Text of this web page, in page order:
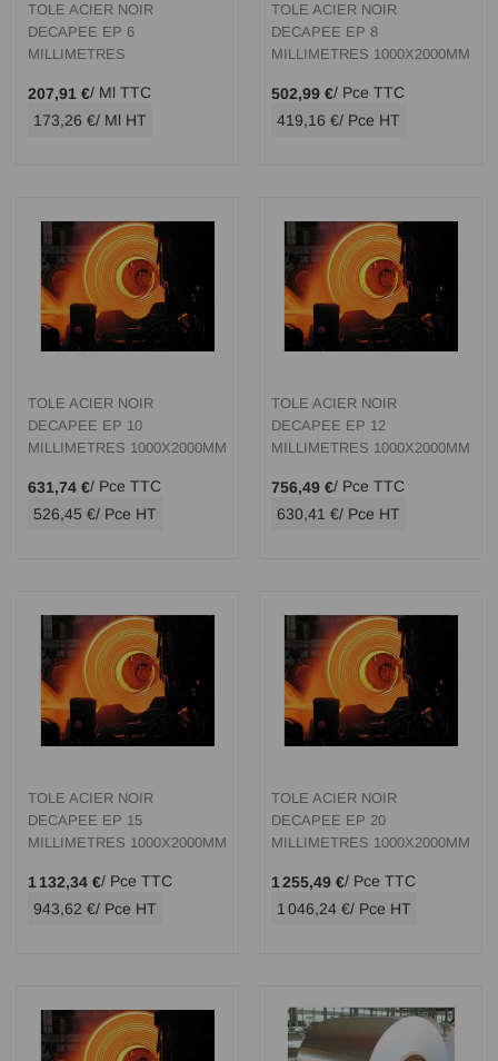
TOLE ACIER NOIR
DECAPEE EP 6
MILLIMETRES
207,91 €/ Ml TTC
173,26 €/ Ml HT
TOLE ACIER NOIR
DECAPEE EP 8
MILLIMETRES 1000X2000MM
502,99 €/ Pce TTC
419,16 €/ Pce HT
TOLE ACIER NOIR
DECAPEE EP 10
MILLIMETRES 1000X2000MM
631,74 €/ Pce TTC
526,45 €/ Pce HT
TOLE ACIER NOIR
DECAPEE EP 12
MILLIMETRES 1000X2000MM
756,49 €/ Pce TTC
630,41 €/ Pce HT
TOLE ACIER NOIR
DECAPEE EP 15
MILLIMETRES 1000X2000MM
1 132,34 €/ Pce TTC
943,62 €/ Pce HT
TOLE ACIER NOIR
DECAPEE EP 20
MILLIMETRES 1000X2000MM
1 255,49 €/ Pce TTC
1 046,24 €/ Pce HT